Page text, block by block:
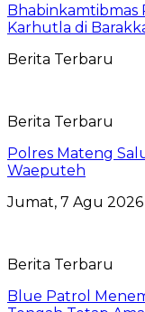
Bhabinkamtibmas
Karhutla di
Berita Terbaru
Berita Terbaru
Polres Mateng
Waeputeh
Jumat, 7 Agu 2026
Berita Terbaru
Blue Patrol